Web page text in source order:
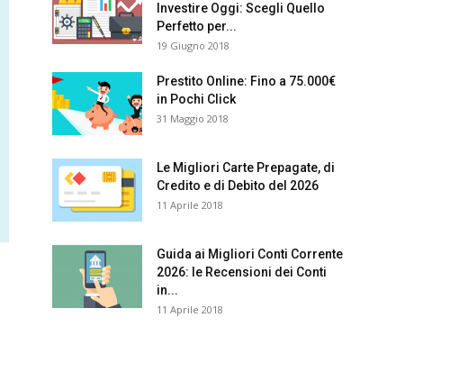
Investire Oggi: Scegli Quello
Perfetto per...
19 Giugno 2018
Prestito Online: Fino a 75.000€
in Pochi Click
31 Maggio 2018
Le Migliori Carte Prepagate, di
Credito e di Debito del 2026
11 Aprile 2018
Guida ai Migliori Conti Corrente
2026: le Recensioni dei Conti
in...
11 Aprile 2018